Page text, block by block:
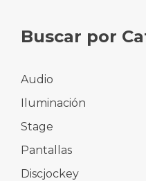
Buscar por
Audio
Iluminación
Stage
Pantallas
Discjockey